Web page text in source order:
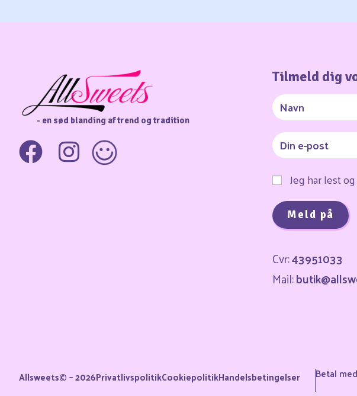
- en sød blanding af trend og tradition
Tilmeld dig
Jeg har lest
Cvr:43951033
Mail:
Allsweets© – 2026PrivatlivspolitikCookiepolitikHandelsbetingelser Betal